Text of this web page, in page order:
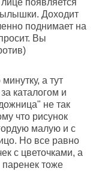
Доходит
поднимает на
Вы
а тут
каталогом и
не так
что рисунок
малую и с
Но все равно
с цветочками, а
паренек тоже